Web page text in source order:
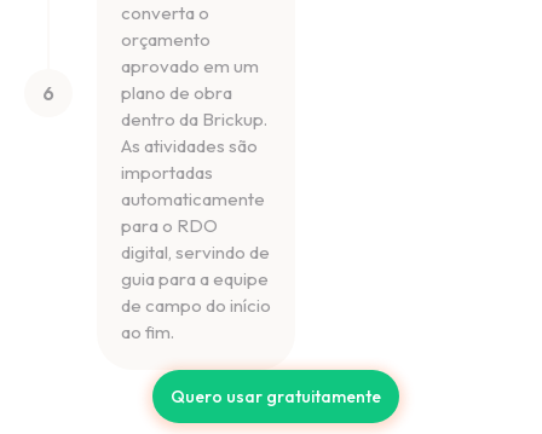
converta o
orçamento
aprovado em um
plano de obra
dentro da Brickup.
As atividades são
importadas
automaticamente
para o RDO
digital, servindo de
guia para a equipe
de campo do início
ao fim.
6
Quero usar gratuitamente